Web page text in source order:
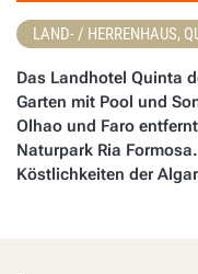
LAND- / HERRENHAUS,
Das Landhotel Quinta
Garten mit Pool und
Olhao und Faro
Naturpark Ria
Köstlichkeiten der